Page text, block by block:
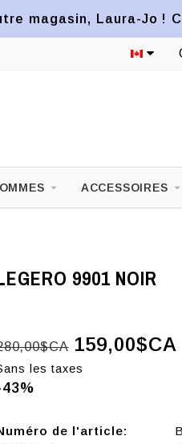
magasin, Laura-Jo !
ACCESSOIRES
9901 NOIR
159,00$CA
les taxes
de l'article: